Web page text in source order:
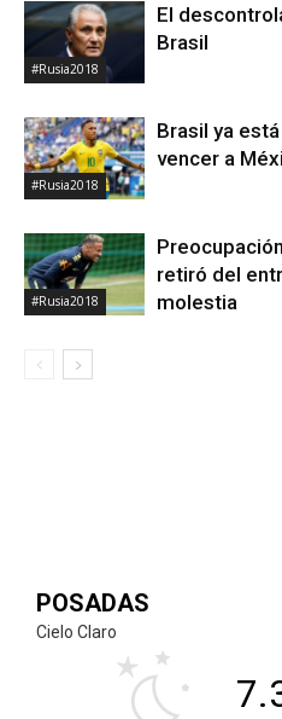
#Rusia2018
El
Brasil
#Rusia2018
Brasil ya
vencer a
#Rusia2018
retiró del
molestia
POSADAS
Cielo Claro